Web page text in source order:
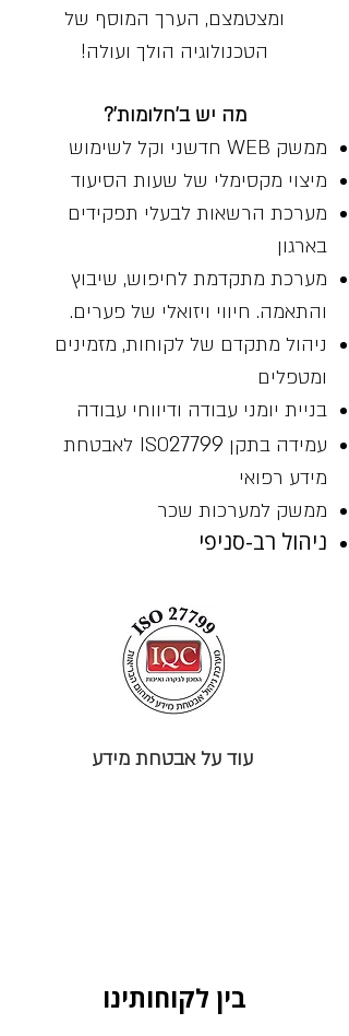
ומצטמצם, הערך המוסף של
הטכנולוגיה הולך ועולה!
מה יש ב'חלומות'?
ממשק WEB חדשני וקל לשימוש
מיצוי מקסימלי של שעות הסיעוד
מערכת הרשאות לבעלי תפקידים
בארגון
מערכת מתקדמת לחיפוש, שיבוץ
והתאמה. חיווי ויזואלי של פערים.
ניהול מתקדם של לקוחות, מזמינים
ומטפלים
בניית יומני עבודה ודיווחי עבודה
עמידה בתקן
ISO27799
לאבטחת
מידע רפואי
ממשק למערכות שכר
ניהול רב-סניפי
עוד על אבטחת מידע
בין לקוחותינו